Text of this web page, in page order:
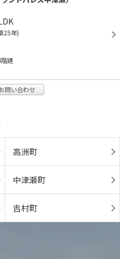
25年)
建
問い合わせ
高洲町
中津瀬町
吉村町